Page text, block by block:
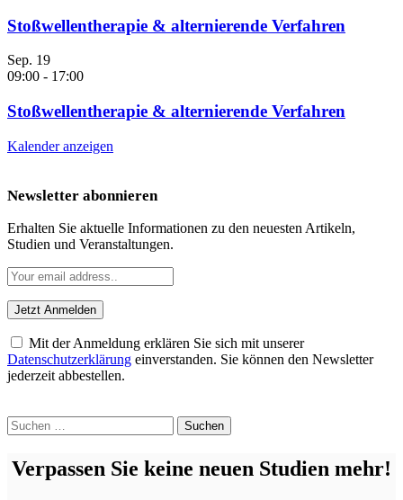
Stoßwellentherapie & alternierende Verfahren
Sep. 19
09:00 - 17:00
Stoßwellentherapie & alternierende Verfahren
Kalender anzeigen
Newsletter abonnieren
Erhalten Sie aktuelle Informationen zu den neuesten Artikeln,
Studien und Veranstaltungen.
Mit der Anmeldung erklären Sie sich mit unserer
Datenschutzerklärung einverstanden. Sie können den Newsletter
jederzeit abbestellen.
Suchen
nach:
Verpassen Sie keine neuen Studien mehr!